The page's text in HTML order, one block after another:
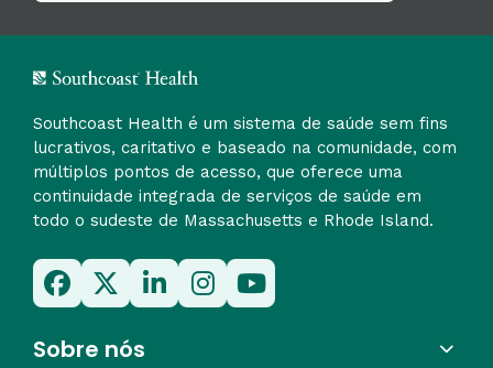
Southcoast Health é um sistema de saúde sem fins
lucrativos, caritativo e baseado na comunidade, com
múltiplos pontos de acesso, que oferece uma
continuidade integrada de serviços de saúde em
todo o sudeste de Massachusetts e Rhode Island.
Sobre nós